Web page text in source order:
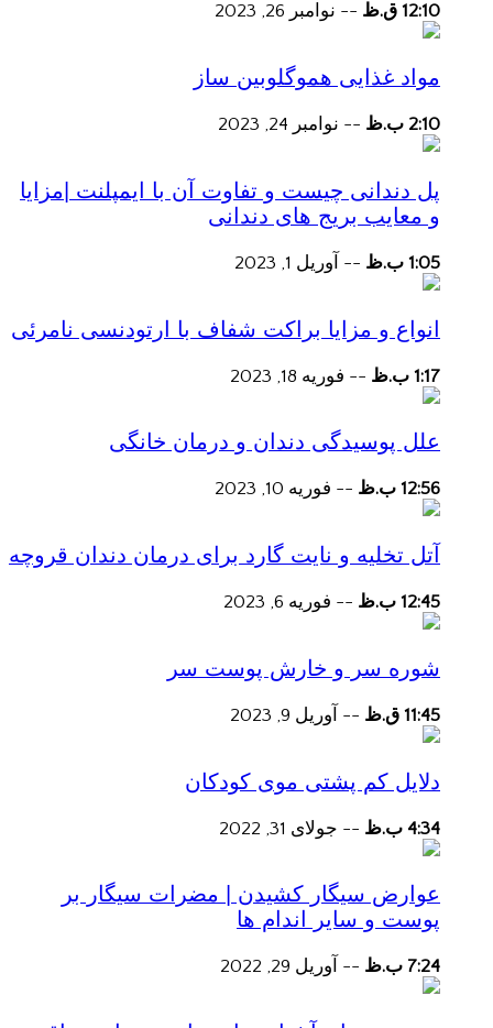
12:10 ق.ظ -- نوامبر 26, 2023
مواد غذایی هموگلوبین ساز
2:10 ب.ظ -- نوامبر 24, 2023
پل دندانی چیست و تفاوت آن با ایمپلنت |مزایا
و معایب بریج های دندانی
1:05 ب.ظ -- آوریل 1, 2023
انواع و مزایا براکت شفاف با ارتودنسی نامرئی
1:17 ب.ظ -- فوریه 18, 2023
علل پوسیدگی دندان و درمان خانگی
12:56 ب.ظ -- فوریه 10, 2023
آتل تخلیه و نایت گارد برای درمان دندان قروچه
12:45 ب.ظ -- فوریه 6, 2023
شوره سر و خارش پوست سر
11:45 ق.ظ -- آوریل 9, 2023
دلایل کم پشتی موی کودکان
4:34 ب.ظ -- جولای 31, 2022
عوارض سیگار کشیدن | مضرات سیگار بر
پوست و سایر اندام ها
7:24 ب.ظ -- آوریل 29, 2022